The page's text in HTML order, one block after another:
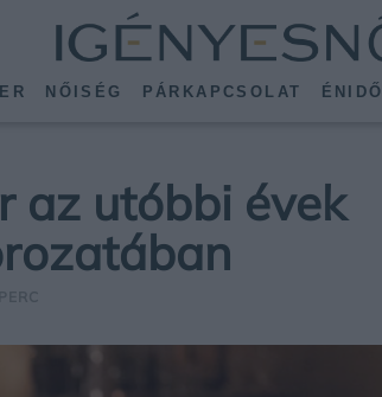
NŐISÉG PÁRKAPCSOLAT ÉNIDŐ
az utóbbi évek